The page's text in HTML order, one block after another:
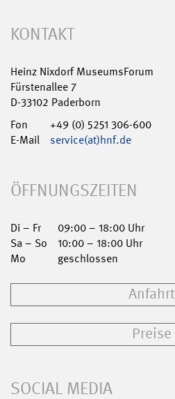
KONTAKT
Heinz Nixdorf MuseumsForum
Fürstenallee 7
D-33102 Paderborn
Fon
+49 (0) 5251 306-600
E-Mail
service(at)hnf.de
ÖFFNUNGSZEITEN
Di – Fr
09:00 – 18:00 Uhr
Sa – So
10:00 – 18:00 Uhr
Mo
geschlossen
Anfahrt
Preise
SOCIAL MEDIA